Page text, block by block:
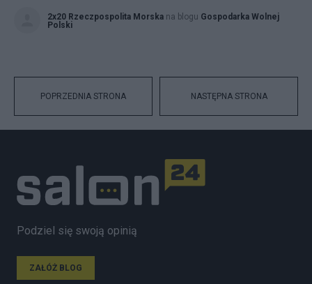
2x20 Rzeczpospolita Morska na blogu Gospodarka Wolnej
Polski
POPRZEDNIA STRONA NASTĘPNA STRONA
Podziel się swoją opinią
ZAŁÓŻ BLOG